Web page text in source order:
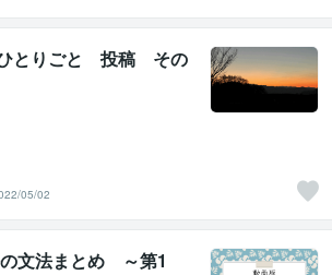
とりごと 投稿 その
05/02
の文法まとめ ～第1